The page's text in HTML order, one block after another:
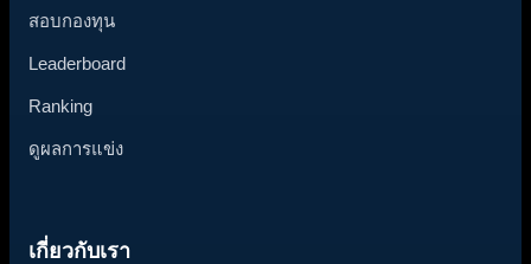
สอบกองทุน
Leaderboard
Ranking
ดูผลการแข่ง
เกี่ยวกับเรา